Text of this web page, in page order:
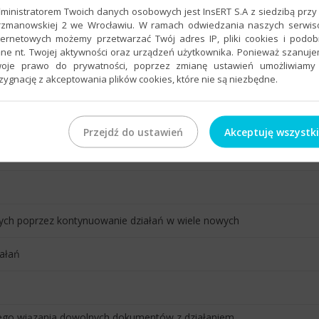
tworzenia wraz z dokumentami
Czasu Pracy Gratyfikanta nexo) uczestników działania w
oraz ustalanie ich uprawnień do tego działania
poprzez kontynuowanie działań w wiele nowych
Twoich danych osobowych jest InsERT S.A z siedzibą przy
2 we Wrocławiu. W ramach odwiedzania naszych
możemy przetwarzać Twój adres IP, pliki cookies i
nt. Twojej aktywności oraz urządzeń użytkownika. Ponieważ
prawo do prywatności, poprzez zmianę ustawień umożliwiamy
z akceptowania plików cookies, które nie są niezbędne.
Przejdź do ustawień Akceptuję